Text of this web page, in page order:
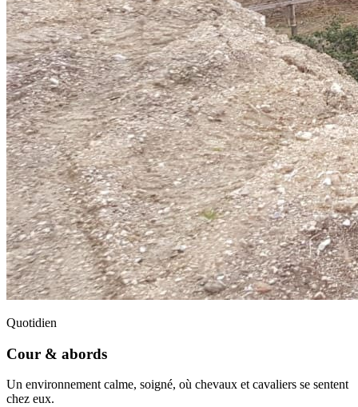
Quotidien
Cour & abords
Un environnement calme, soigné, où chevaux et cavaliers se sentent
chez eux.